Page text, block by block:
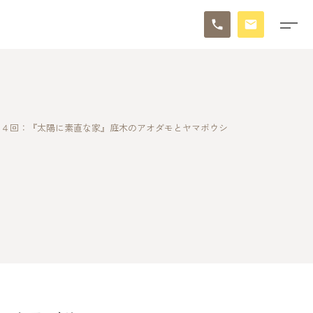
回：『太陽に素直な家』庭木のアオダモとヤマボウシ